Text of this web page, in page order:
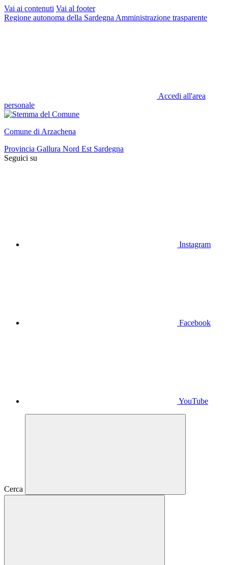
Vai ai contenuti Vai al footer
Regione autonoma della Sardegna Amministrazione trasparente
Accedi all'area
personale
Comune di Arzachena
Provincia Gallura Nord Est Sardegna
Seguici su
Instagram
Facebook
YouTube
Cerca